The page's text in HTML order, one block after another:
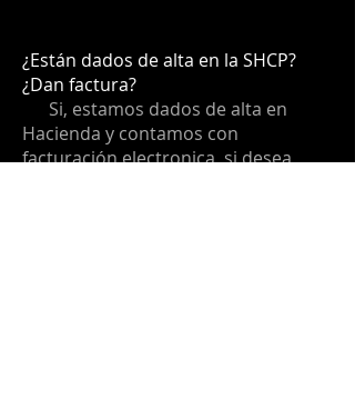
¿Están dados de alta en la SHCP?
¿Dan factura?
Si, estamos dados de alta en
Hacienda y contamos con
facturación electronica, si desea